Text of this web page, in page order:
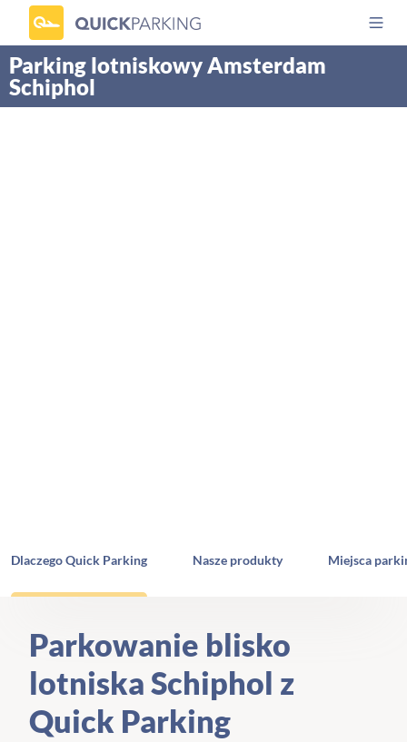
Parking lotniskowy Amsterdam
Schiphol
Dlaczego Quick Parking Nasze produkty Miejsca
Parkowanie blisko
lotniska Schiphol z
Quick Parking